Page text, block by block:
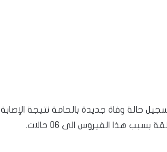
حالة وفاة جديدة بالحامة نتيجة الإصابة
هذا الفيروس الى 06 حالات.